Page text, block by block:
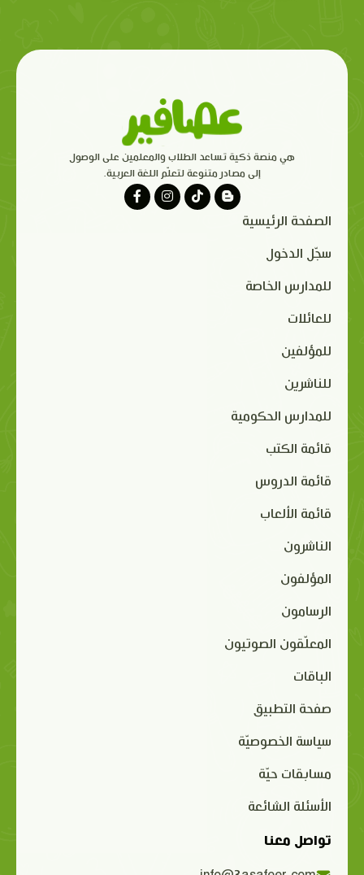
هي منصة ذكية تساعد الطلاب والمعلمين على الوصول
إلى مصادر متنوعة لتعلّم اللغة العربية.
الصفحة الرئيسية
سجّل الدخول
للمدارس الخاصة
للعائلات
للمؤلفين
للناشرين
للمدارس الحكومية
قائمة الكتب
قائمة الدروس
قائمة الألعاب
الناشرون
المؤلفون
الرسامون
المعلّقون الصوتيون
الباقات
صفحة التطبيق
سياسة الخصوصيّة
مسابقات حيّة
الأسئلة الشائعة
تواصل معنا